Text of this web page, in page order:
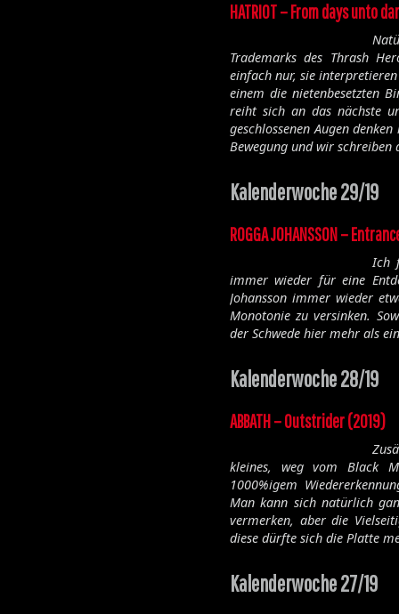
HATRIOT – From days unto
Trademarks des Thrash
einfach nur, sie
einem die nietenbesetzten
reiht sich an das nächste
geschlossenen Augen
Bewegung und wir schreiben
Kalenderwoche 29/19
ROGGA JOHANSSON –
Ich
immer wieder für eine
Johansson immer wieder
Monotonie zu versinken.
der Schwede hier mehr als
Kalenderwoche 28/19
ABBATH – Outstrider (2019)
kleines, weg vom Black
1000%igem
Man kann sich natürlich
vermerken, aber die
diese dürfte sich die Platte
Kalenderwoche 27/19